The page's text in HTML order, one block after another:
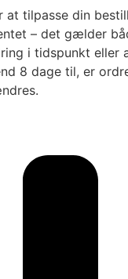
at tilpasse din
– det gælder
i tidspunkt eller
8 dage til, er